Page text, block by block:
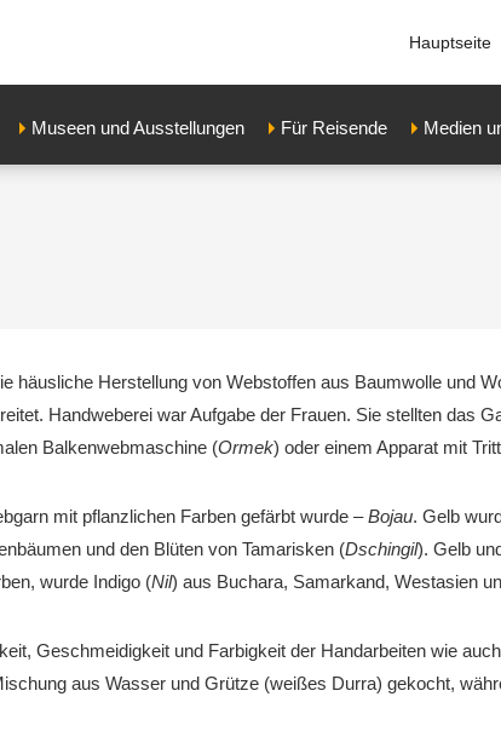
Hauptseite
Museen und Ausstellungen Für Reisende Medien
häusliche Herstellung von Webstoffen aus Baumwolle und
Handweberei war Aufgabe der Frauen. Sie stellten das
Balkenwebmaschine (Ormek) oder einem Apparat mit
mit pflanzlichen Farben gefärbt wurde –Bojau. Gelb
und den Blüten von Tamarisken (Dschingil). Gelb
wurde Indigo (Nil) aus Buchara, Samarkand, Westasien
Geschmeidigkeit und Farbigkeit der Handarbeiten wie
aus Wasser und Grütze (weißes Durra) gekocht,